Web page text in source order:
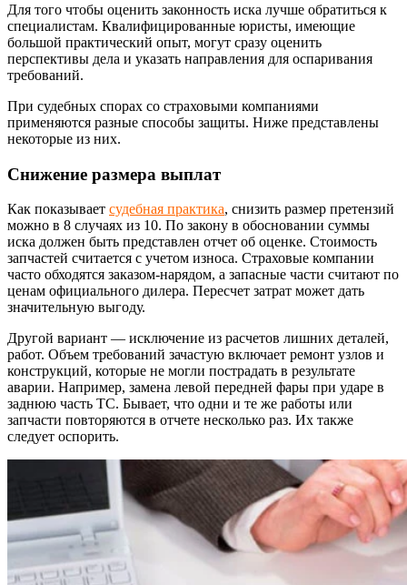
Для того чтобы оценить законность иска лучше обратиться к
специалистам. Квалифицированные юристы, имеющие
большой практический опыт, могут сразу оценить
перспективы дела и указать направления для оспаривания
требований.
При судебных спорах со страховыми компаниями
применяются разные способы защиты. Ниже представлены
некоторые из них.
Снижение размера выплат
Как показывает судебная практика, снизить размер претензий
можно в 8 случаях из 10. По закону в обосновании суммы
иска должен быть представлен отчет об оценке. Стоимость
запчастей считается с учетом износа. Страховые компании
часто обходятся заказом-нарядом, а запасные части считают по
ценам официального дилера. Пересчет затрат может дать
значительную выгоду.
Другой вариант — исключение из расчетов лишних деталей,
работ. Объем требований зачастую включает ремонт узлов и
конструкций, которые не могли пострадать в результате
аварии. Например, замена левой передней фары при ударе в
заднюю часть ТС. Бывает, что одни и те же работы или
запчасти повторяются в отчете несколько раз. Их также
следует оспорить.